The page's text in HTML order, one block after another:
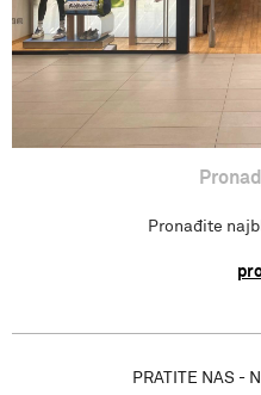
Pronađite
PRATITE NAS -